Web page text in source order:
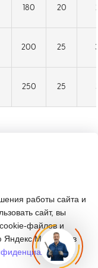
180 20
200 25
250 25
работы сайта и
сайт, вы
файлов и
Яндекс.Метрика, в